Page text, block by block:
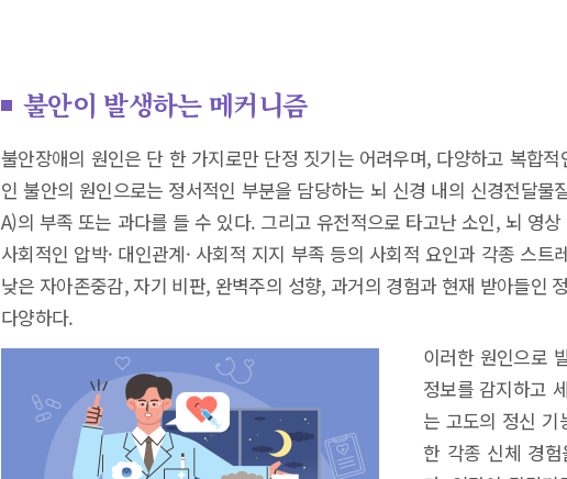
불안이 발생하는 메커니즘
불안장애의 원인은 단 한 가지로만 단정 짓기는 어려우며, 다양하고 복합
인 불안의 원인으로는 정서적인 부분을 담당하는 뇌 신경 내의 신경전달
A)의 부족 또는 과다를 들 수 있다. 그리고 유전적으로 타고난 소인, 뇌 영
사회적인 압박· 대인관계· 사회적 지지 부족 등의 사회적 요인과 각종 스
낮은 자아존중감, 자기 비판, 완벽주의 성향, 과거의 경험과 현재 받아들인
다양하다.
이러한 원인으로
정보를 감지하고
는 고도의 정신
한 각종 신체 경